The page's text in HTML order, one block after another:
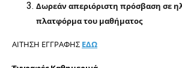
Δωρεάν απεριόριστη πρόσβαση σε
πλατφόρμα του μαθήματος
ΑΙΤΗΣΗ ΕΓΓΡΑΦΗΣ ΕΔΩ